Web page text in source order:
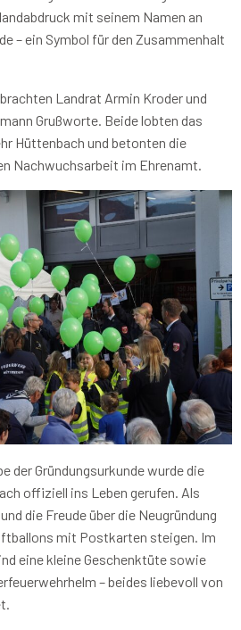
mit seinem Namen an
– ein Symbol für den Zusammenhalt
Landrat Armin Kroder und
Grußworte. Beide lobten das
Hüttenbach und betonten die
Nachwuchsarbeit im Ehrenamt.
der Gründungsurkunde wurde die
offiziell ins Leben gerufen. Als
die Freude über die Neugründung
mit Postkarten steigen. Im
eine kleine Geschenktüte sowie
– beides liebevoll von